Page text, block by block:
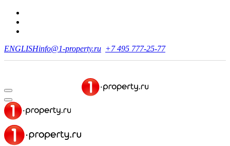
ENGLISHinfo@1-property.ru +7 495 777-25-77